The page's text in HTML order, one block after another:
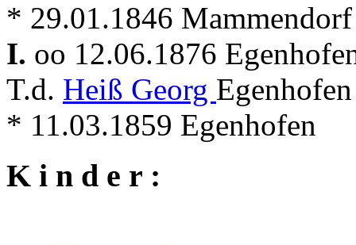
* 29.01.1846 Mammendorf
I. oo 12.06.1876
T.d. Heiß Georg
* 11.03.1859 Egenhofen
K i n d e r :